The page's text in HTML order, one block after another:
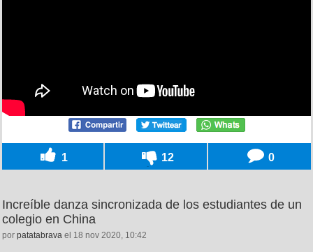
1 12 0
Increíble danza sincronizada de los estudiantes de un
colegio en China
por patatabrava el 18 nov 2020, 10:42